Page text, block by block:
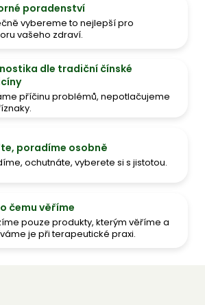
poradenství
vybereme to nejlepší pro
vašeho zdraví.
dle tradiční čínské
příčinu problémů, nepotlačujeme
poradíme osobně
ochutnáte, vyberete si s jistotou.
čemu věříme
pouze produkty, kterým věříme a
je při terapeutické praxi.